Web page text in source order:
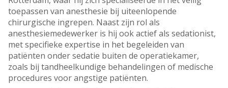
toepassen van anesthesie bij uiteenlopende
chirurgische ingrepen. Naast zijn rol als
anesthesiemedewerker is hij ook actief als sedationist,
met specifieke expertise in het begeleiden van
patiënten onder sedatie buiten de operatiekamer,
zoals bij tandheelkundige behandelingen of medische
procedures voor angstige patiënten.